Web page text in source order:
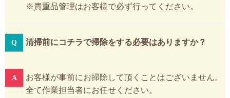
※貴重品管理はお客様で必ず行ってください。
清掃前にコチラで掃除をする必要はありますか？
お客様が事前にお掃除して頂くことはございません。
全て作業担当者にお任せください。